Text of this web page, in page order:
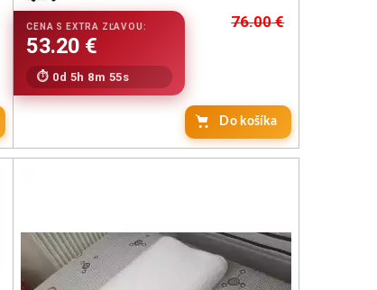
76.00€
0d 5h 8m 53s